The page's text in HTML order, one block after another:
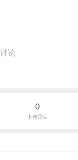
论
0
上传题目